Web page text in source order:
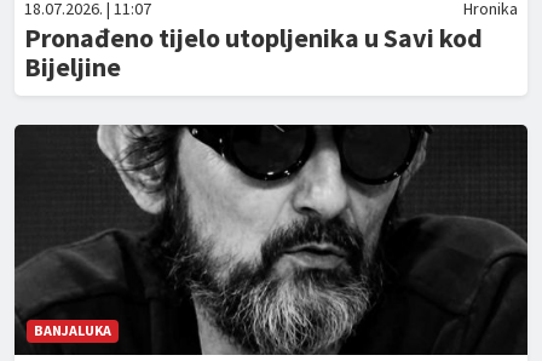
18.07.2026. | 11:07 Hronika
Pronađeno tijelo utopljenika u Savi kod
Bijeljine
BANJALUKA